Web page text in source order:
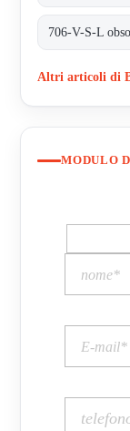
Altri articoli di
MODULO